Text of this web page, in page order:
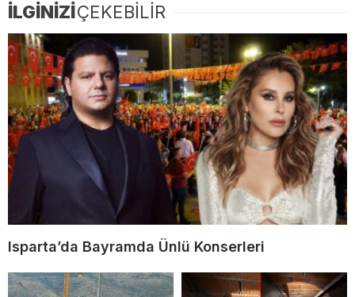
İLGİNİZİÇEKEBİLİR
Isparta’da Bayramda Ünlü Konserleri